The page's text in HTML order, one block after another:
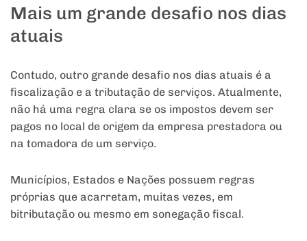
Mais um grande desafio nos dias
atuais
Contudo, outro grande desafio nos dias atuais é a
fiscalização e a tributação de serviços. Atualmente,
não há uma regra clara se os impostos devem ser
pagos no local de origem da empresa prestadora ou
na tomadora de um serviço.
Municípios, Estados e Nações possuem regras
próprias que acarretam, muitas vezes, em
bitributação ou mesmo em sonegação fiscal.